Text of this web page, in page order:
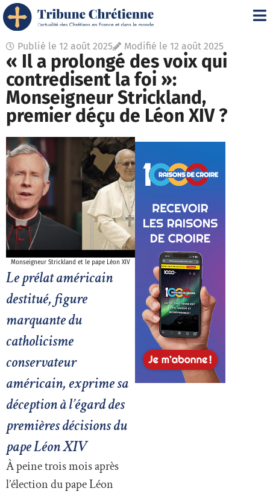
Publié le 12 août 2025 Modifié le 12 août 2025
« Il a prolongé des voix qui
contredisent la foi »:
Monseigneur Strickland,
premier déçu de Léon XIV ?
Monseigneur Strickland et le pape Léon XIV
Le prélat américain
destitué, figure
marquante du
catholicisme
conservateur
américain, exprime sa
déception à l’égard des
premières décisions du
pape Léon XIV
À peine trois mois après
l’élection du pape Léon